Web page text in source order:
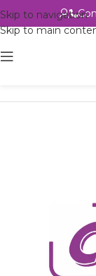
Skip to navigation
Skip to main